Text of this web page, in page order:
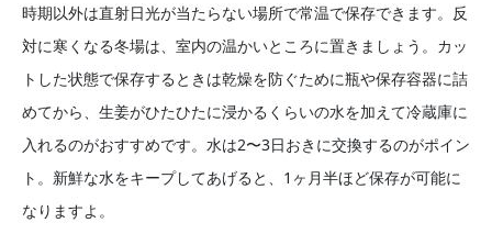
時期以外は直射日光が当たらない場所で常温で保存できます。反
対に寒くなる冬場は、室内の温かいところに置きましょう。カッ
トした状態で保存するときは乾燥を防ぐために瓶や保存容器に詰
めてから、生姜がひたひたに浸かるくらいの水を加えて冷蔵庫に
入れるのがおすすめです。水は2〜3日おきに交換するのがポイン
ト。新鮮な水をキープしてあげると、1ヶ月半ほど保存が可能に
なりますよ。